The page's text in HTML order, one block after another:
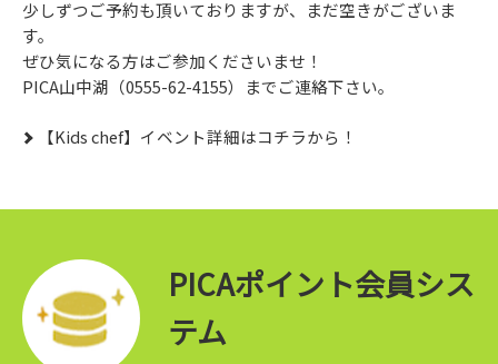
少しずつご予約も頂いておりますが、まだ空きがございま
す。
ぜひ気になる方はご参加くださいませ！
PICA山中湖（0555-62-4155）までご連絡下さい。
【Kids chef】イベント詳細はコチラから！
PICAポイント会員シス
テム